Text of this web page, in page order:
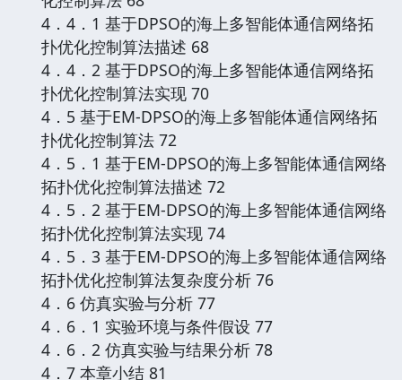
4．4．1 基于DPSO的海上多智能体通信网络拓
扑优化控制算法描述 68
4．4．2 基于DPSO的海上多智能体通信网络拓
扑优化控制算法实现 70
4．5 基于EM-DPSO的海上多智能体通信网络拓
扑优化控制算法 72
4．5．1 基于EM-DPSO的海上多智能体通信网络
拓扑优化控制算法描述 72
4．5．2 基于EM-DPSO的海上多智能体通信网络
拓扑优化控制算法实现 74
4．5．3 基于EM-DPSO的海上多智能体通信网络
拓扑优化控制算法复杂度分析 76
4．6 仿真实验与分析 77
4．6．1 实验环境与条件假设 77
4．6．2 仿真实验与结果分析 78
4．7 本章小结 81